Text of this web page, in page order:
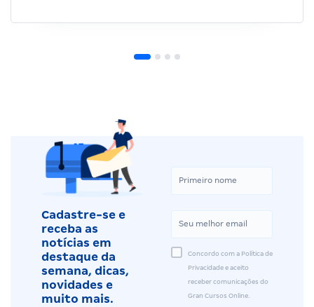
Cadastre-se e
receba as
notícias em
destaque da
semana, dicas,
novidades e
muito mais.
Concordo com a Política de
Privacidade e aceito
receber comunicações do
Gran Cursos Online.